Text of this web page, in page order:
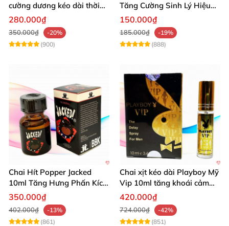
cường dương kéo dài thời
gian dùng hiệu quả nhanh
280.000₫
350.000₫
-20%
(900)
Tăng Cường Sinh Lý Hiệu
Quả
150.000₫
185.000₫
-19%
(888)
Chai Hít Popper Jacked
10ml Tăng Hưng Phấn Kích
Thích Mạnh Mẽ
350.000₫
402.000₫
-13%
(861)
Chai xịt kéo dài Playboy Mỹ
Vip 10ml tăng khoái cảm
nam
420.000₫
724.000₫
-42%
(851)